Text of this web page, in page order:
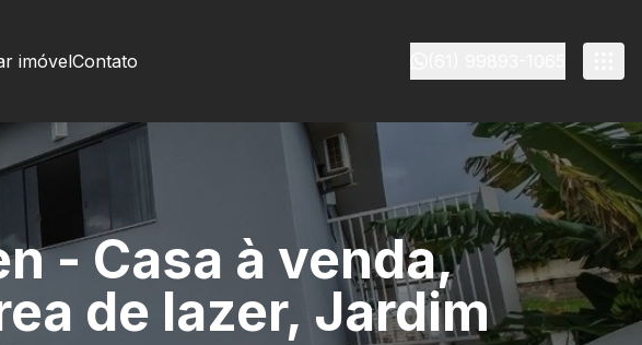
imóvelContato
- Casa à venda,
de lazer, Jardim